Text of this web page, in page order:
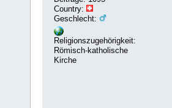
Country:
Geschlecht:
Religionszugehörigkeit:
Römisch-katholische
Kirche